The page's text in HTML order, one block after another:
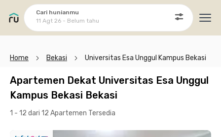
Cari hunianmu
11 Agt 26 - Belum tahu
Home Bekasi Universitas Esa Unggul Kampus Bekasi
Apartemen Dekat Universitas Esa Unggul
Kampus Bekasi Bekasi
1 - 12 dari 12 Apartemen Tersedia